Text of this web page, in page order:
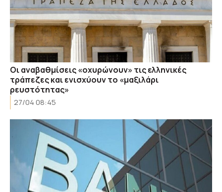
Οι αναβαθμίσεις «οχυρώνουν» τις ελληνικές
τράπεζες και ενισχύουν το «μαξιλάρι
ρευστότητας»
27/04 08:45